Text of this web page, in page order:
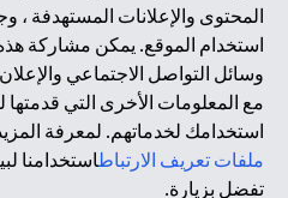
المحتوى والإعلانات المستهدفة ،
استخدام الموقع. يمكن مشاركة
وسائل التواصل الاجتماعي
مع المعلومات الأخرى التي
استخدامك لخدماتهم. لمعرفة
ملفات تعريف الارتباطاستخدامنا
تفضل بزيارة.
الصفحة ليس ولا ينبغي تفسيره
لشراء أو بيع أي من المنتجات